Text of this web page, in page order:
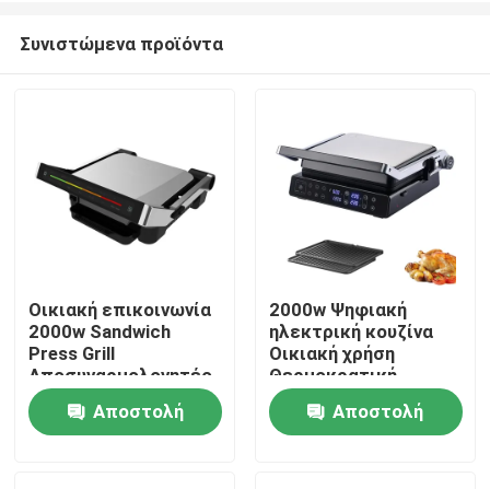
Σπίτι
Προϊόντα
Συνιστώμενα προϊόντα
Οικιακή επικοινωνία
2000w Sandwich
Press Grill
Αποσυναρμολογητέο
Πλάκετ Πανίνι Grill
Αποστολή
2000w Ψηφιακή
ηλεκτρική κουζίνα
Οικιακή χρήση
Θερμοκρατική
ανίχνευση Επιλογή με
αποσυναρμολογήσιμη
πλάκα Ptfe και
Αποστολή